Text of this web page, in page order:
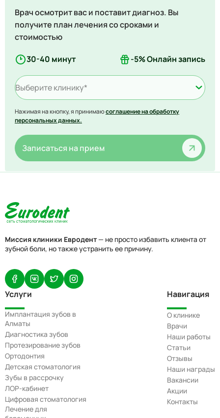
Врач осмотрит вас и поставит диагноз. Вы
получите план лечения со сроками и
стоимостью
30-40 минут -5% Онлайн запись
Выберите клинику*
Нажимая на кнопку, я принимаюсоглашение на обработку
персональных данных.
Записаться на прием
Миссия клиники Евродент— не просто избавить клиента от
зубной боли, но также устранить ее причину.
Услуги
Имплантация зубов в
Алматы
Диагностика зубов
Протезирование зубов
Ортодонтия
Детская стоматология
Зубы в рассрочку
ЛОР-кабинет
Цифровая стоматология
Лечение для
Навигация
О клинике
Врачи
Наши работы
Статьи
Отзывы
Наши награды
Вакансии
Акции
Контакты